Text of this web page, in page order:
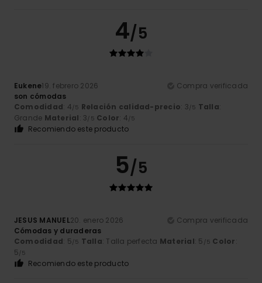
4/5
Eukene19. febrero 2026
Compra verificada
son cómodas
Comodidad: 4/5 Relación calidad-precio: 3/5 Talla:
Grande Material: 3/5 Color: 4/5
Recomiendo este producto
5/5
JESUS MANUEL20. enero 2026
Compra verificada
Cómodas y duraderas
Comodidad: 5/5 Talla: Talla perfecta Material: 5 /5 Color:
5/5
Recomiendo este producto